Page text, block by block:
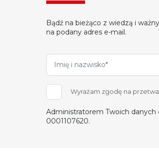
Bądź na bieżąco z wiedzą i
na podany adres e-mail.
Wyrażam zgodę na
Administratorem Twoich danych
0001107620.